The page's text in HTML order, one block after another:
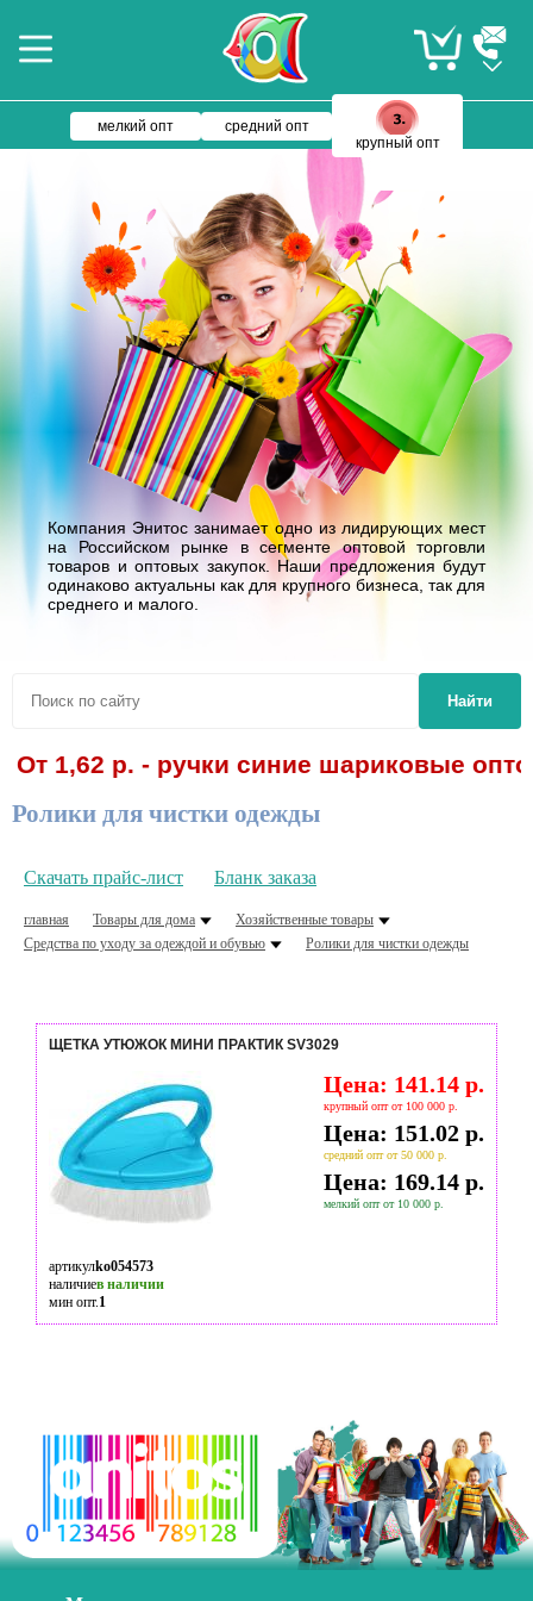
мелкий опт
средний опт
крупный опт
Компания Энитос занимает одно из лидирующих мест
на Российском рынке в сегменте оптовой торговли
товаров и оптовых закупок. Наши предложения будут
одинаково актуальны как для крупного бизнеса, так для
среднего и малого.
Найти
1,62 р. - ручки синие шариковые
Ролики для чистки одежды
Скачать прайс-лист Бланк заказа
главная Товары для дома
Хозяйственные товары
Средства по уходу за одеждой и обувью
Ролики для чистки одежды
ЩЕТКА УТЮЖОК МИНИ ПРАКТИК SV3029
Цена: 141.14 р.
крупный опт от 100 000 р.
Цена: 151.02 р.
средний опт от 50 000 р.
Цена: 169.14 р.
мелкий опт от 10 000 р.
артикулko054573
наличиев наличии
мин опт.1